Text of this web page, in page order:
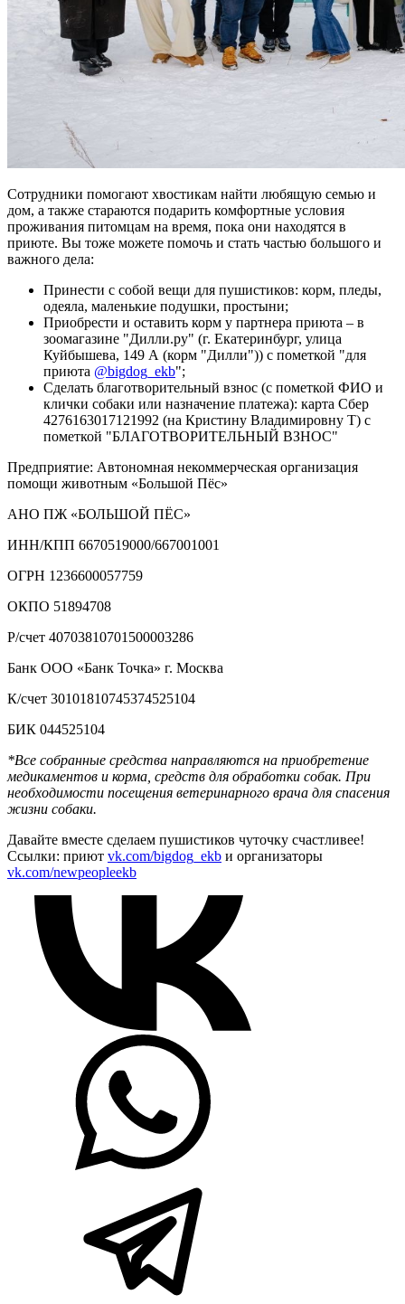
Сотрудники помогают хвостикам найти любящую семью и
дом, а также стараются подарить комфортные условия
проживания питомцам на время, пока они находятся в
приюте. Вы тоже можете помочь и стать частью большого и
важного дела:
Принести с собой вещи для пушистиков: корм, пледы,
одеяла, маленькие подушки, простыни;
Приобрести и оставить корм у партнера приюта – в
зоомагазине "Дилли.ру" (г. Екатеринбург, улица
Куйбышева, 149 А (корм "Дилли")) с пометкой "для
приюта @bigdog_ekb";
Сделать благотворительный взнос (с пометкой ФИО и
клички собаки или назначение платежа): карта Сбер
4276163017121992 (на Кристину Владимировну Т) с
пометкой "БЛАГОТВОРИТЕЛЬНЫЙ ВЗНОС"
Предприятие: Автономная некоммерческая организация
помощи животным «Большой Пёс»
АНО ПЖ «БОЛЬШОЙ ПЁС»
ИНН/КПП 6670519000/667001001
ОГРН 1236600057759
ОКПО 51894708
Р/счет 40703810701500003286
Банк ООО «Банк Точка» г. Москва
К/счет 30101810745374525104
БИК 044525104
*Все собранные средства направляются на приобретение
медикаментов и корма, средств для обработки собак. При
необходимости посещения ветеринарного врача для спасения
жизни собаки.
Давайте вместе сделаем пушистиков чуточку счастливее!
Ссылки: приют vk.com/bigdog_ekb и организаторы
vk.com/newpeopleekb